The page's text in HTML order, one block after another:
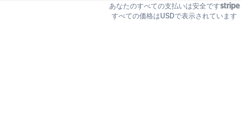
あなたのすべての支払いは安全です
すべての価格はUSDで表示されています